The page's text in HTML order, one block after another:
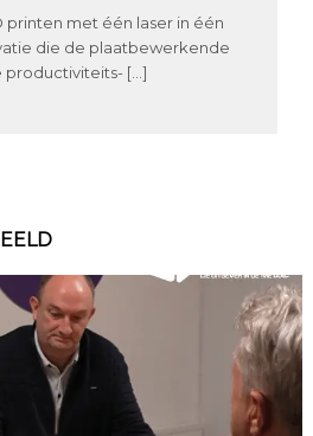
printen met één laser in één
die de plaatbewerkende
productiviteits- […]